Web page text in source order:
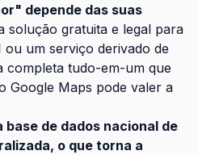
depende das suas
solução gratuita e legal para
um serviço derivado de
completa tudo-em-um que
Google Maps pode valer a
de dados nacional de
o que torna a